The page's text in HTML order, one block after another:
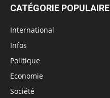
CATÉGORIE POPULAIRE
International
Infos
Politique
Economie
Société